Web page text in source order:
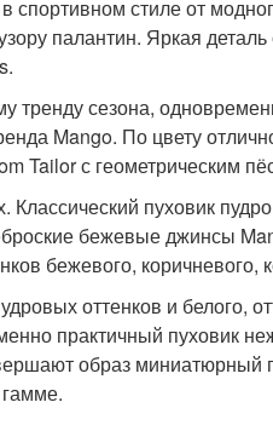
спортивном стиле от
палантин. Яркая
сезона,
Mango. По цвету
Tailor с геометрическим
пуховик
бежевые джинсы
бежевого, коричневого,
оттенков и
практичный пуховик
образ миниатюрный